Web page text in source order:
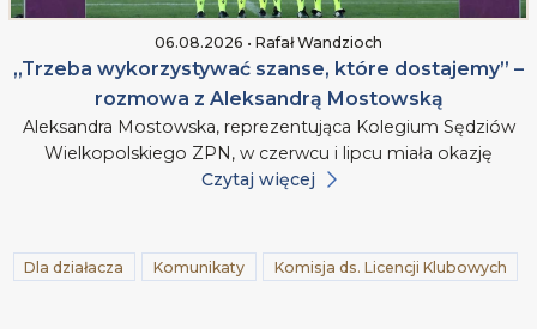
06.08.2026 • Rafał Wandzioch
„Trzeba wykorzystywać szanse, które dostajemy” –
rozmowa z Aleksandrą Mostowską
Aleksandra Mostowska, reprezentująca Kolegium Sędziów
Wielkopolskiego ZPN, w czerwcu i lipcu miała okazję
Czytaj więcej
Dla działacza Komunikaty Komisja ds. Licencji Klubowych